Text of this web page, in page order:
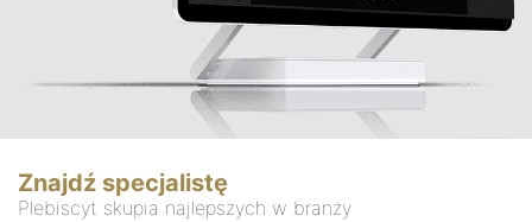
Znajdź specjalistę
Plebiscyt skupia najlepszych w branży